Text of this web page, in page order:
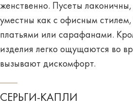
женственно. Пусеты
уместны как с офисным стилем,
платьями или сарафанами.
изделия легко ощущаются во
вызывают дискомфорт.
СЕРЬГИ-КАПЛИ